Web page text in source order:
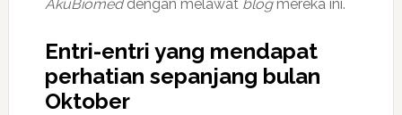
AkuBiomeddengan melawat blogmereka ini.
Entri-entri yang mendapat
perhatian sepanjang bulan
Oktober